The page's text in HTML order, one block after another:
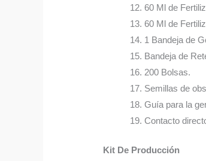
12. 60 Ml de
13. 60 Ml de
14. 1 Bandeja de
15. Bandeja de
16. 200 Bolsas.
17. Semillas de
18. Guía para la
19. Contacto
Kit De Producción